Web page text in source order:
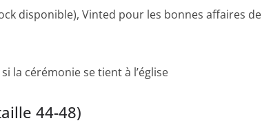
disponible), Vinted pour les bonnes affaires de
la cérémonie se tient à l’église
44-48)